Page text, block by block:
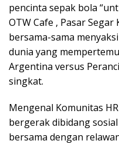
pencinta sepak bola
OTW Cafe , Pasar
bersama-sama
dunia yang
Argentina versus
singkat.
Mengenal Komunitas
bergerak dibidang
bersama dengan